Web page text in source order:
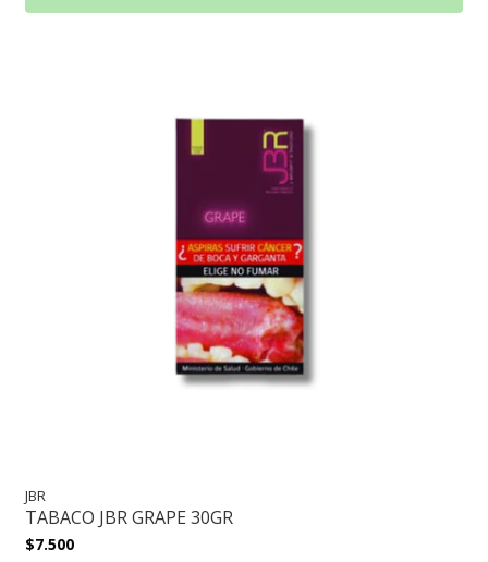
JBR
TABACO JBR GRAPE 30GR
$7.500